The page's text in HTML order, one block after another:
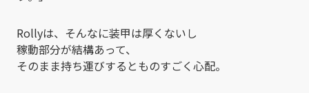
Rollyは、そんなに装甲は厚くないし
稼動部分が結構あって、
そのまま持ち運びするとものすごく心配。